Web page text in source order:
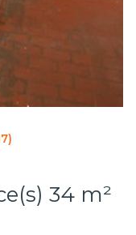
Appartement 1 pièce(s) 34 m²